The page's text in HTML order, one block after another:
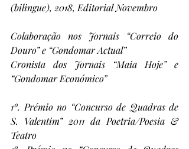
(bilingue), 2018, Editorial Novembro
Colaboração nos Jornais “Correio do
Douro” e “Gondomar Actual”
Cronista dos Jornais “Maia Hoje” e
“Gondomar Económico”
1º. Prémio no “Concurso de Quadras de
S. Valentim” 2011 da Poetria/Poesia &
Teatro